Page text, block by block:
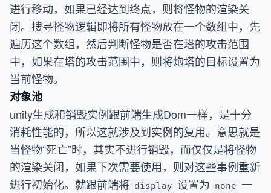
进行移动，如果已经达到终点，则将怪物的渲染关
闭。搜寻怪物逻辑即将所有怪物放在一个数组中，先
遍历这个数组，然后判断怪物是否在塔的攻击范围
中，如果在塔的攻击范围中，则将炮塔的目标设置为
当前怪物。
对象池
unity生成和销毁实例跟前端生成Dom一样，是十分
消耗性能的，所以这就涉及到实例的复用。意思就是
当怪物“死亡”时，其实不进行销毁，而仅仅是将怪物
的渲染关闭，如果下次需要使用，则对这些事例重新
进行初始化。就跟前端将 display 设置为 none 一